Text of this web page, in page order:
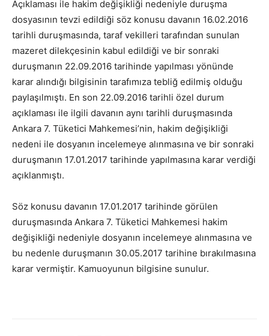
Açıklaması ile hakim değişikliği nedeniyle duruşma
dosyasının tevzi edildiği söz konusu davanın 16.02.2016
tarihli duruşmasında, taraf vekilleri tarafından sunulan
mazeret dilekçesinin kabul edildiği ve bir sonraki
duruşmanın 22.09.2016 tarihinde yapılması yönünde
karar alındığı bilgisinin tarafımıza tebliğ edilmiş olduğu
paylaşılmıştı. En son 22.09.2016 tarihli özel durum
açıklaması ile ilgili davanın aynı tarihli duruşmasında
Ankara 7. Tüketici Mahkemesi’nin, hakim değişikliği
nedeni ile dosyanın incelemeye alınmasına ve bir sonraki
duruşmanın 17.01.2017 tarihinde yapılmasına karar verdiği
açıklanmıştı.
Söz konusu davanın 17.01.2017 tarihinde görülen
duruşmasında Ankara 7. Tüketici Mahkemesi hakim
değişikliği nedeniyle dosyanın incelemeye alınmasına ve
bu nedenle duruşmanın 30.05.2017 tarihine bırakılmasına
karar vermiştir. Kamuoyunun bilgisine sunulur.